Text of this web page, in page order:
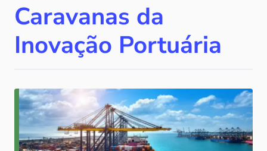
Notícias
Caravanas da
Inovação Portuária